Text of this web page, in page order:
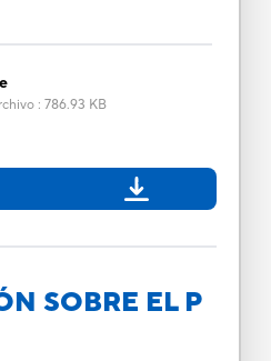
: 786.93 KB
SOBRE EL P